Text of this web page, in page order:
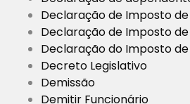
Declaração de Imposto
Declaração de Imposto de
Declaração do Imposto
Decreto Legislativo
Demissão
Demitir Funcionário